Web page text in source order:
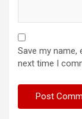
Save my name,
next time I